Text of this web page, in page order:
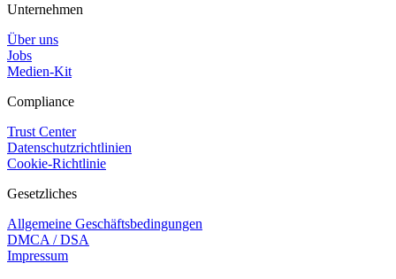
Unternehmen
Über uns
Jobs
Medien-Kit
Compliance
Trust Center
Datenschutzrichtlinien
Cookie-Richtlinie
Gesetzliches
Allgemeine Geschäftsbedingungen
DMCA / DSA
Impressum